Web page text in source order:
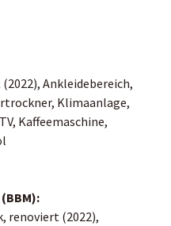
Ankleidebereich,
Klimaanlage,
Kaffeemaschine,
renoviert (2022),